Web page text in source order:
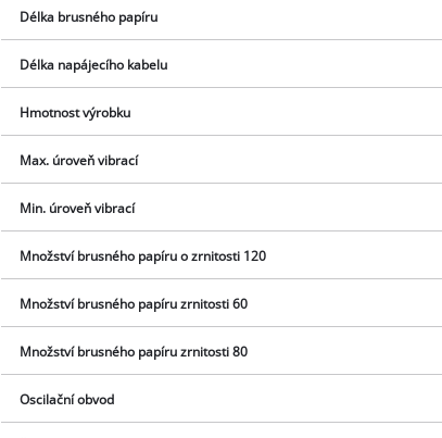
Délka brusného papíru
Délka napájecího kabelu
Hmotnost výrobku
Max. úroveň vibrací
Min. úroveň vibrací
Množství brusného papíru o zrnitosti 120
Množství brusného papíru zrnitosti 60
Množství brusného papíru zrnitosti 80
Oscilační obvod